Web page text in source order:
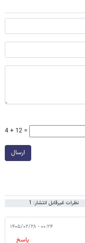
4 + 12 =
ارسال
نظرات غیرقابل انتشار: 1
۰۰:۲۴ - ۱۴۰۵/۰۲/۲۸
پاسخ